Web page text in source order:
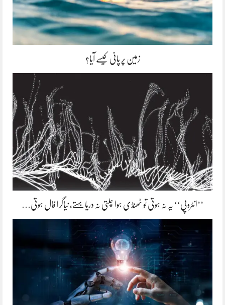
زمین پر پانی کیسے آیا؟
’’انٹروپی‘‘ یہ نہ ہوتی تو ٹھنڈی ہوا چلتی نہ دریا بہتے، نیاگرا فال ہوتی…